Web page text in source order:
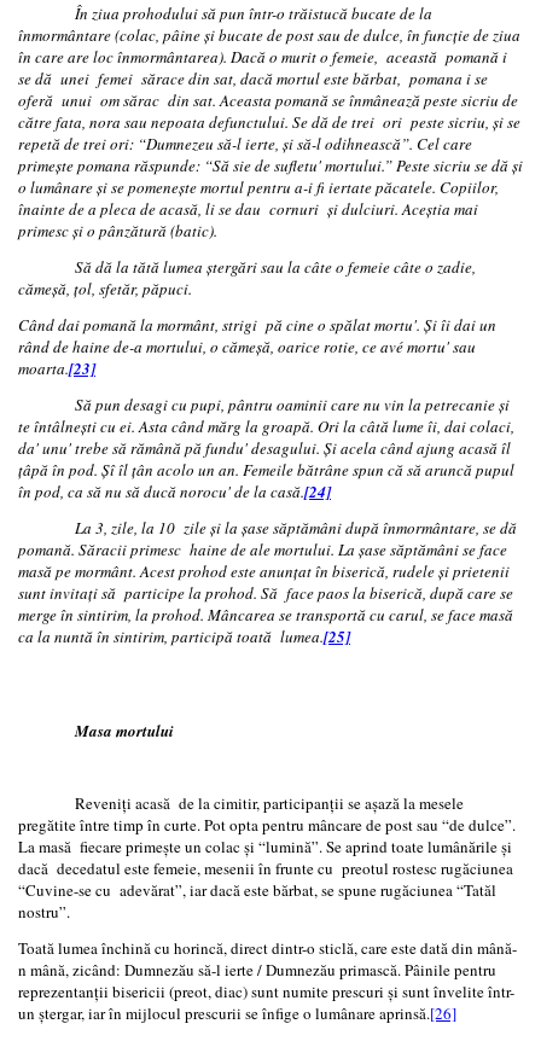
În ziua prohodului să pun într-o trăistucă bucate de la
înmormântare (colac, pâine şi bucate de post sau de dulce, în funcţie de ziua
în care are loc înmormântarea). Dacă o murit o femeie, această pomană i
se dă unei femei sărace din sat, dacă mortul este bărbat, pomana i se
oferă unui om sărac din sat. Aceasta pomană se înmânează peste sicriu de
către fata, nora sau nepoata defunctului. Se dă de trei ori peste sicriu, şi se
repetă de trei ori: “Dumnezeu să-l ierte, şi să-l odihnească”. Cel care
primeşte pomana răspunde: “Să sie de sufletu' mortului.” Peste sicriu se dă şi
o lumânare şi se pomeneşte mortul pentru a-i fi iertate păcatele. Copiilor,
înainte de a pleca de acasă, li se dau cornuri şi dulciuri. Aceştia mai
primesc şi o pânzătură (batic).
Să dă la tătă lumea ştergări sau la câte o femeie câte o zadie,
cămeşă, ţol, sfetăr, păpuci.
Când dai pomană la mormânt, strigi pă cine o spălat mortu'. Şi îi dai un
rând de haine de-a mortului, o cămeşă, oarice rotie, ce avé mortu' sau
moarta.[23]
Să pun desagi cu pupi, pântru oaminii care nu vin la petrecanie şi
te întâlneşti cu ei. Asta când mărg la groapă. Ori la câtă lume îi, dai colaci,
da' unu' trebe să rămână pă fundu' desagului. Şi acela când ajung acasă îl
ţâpă în pod. Şî îl ţân acolo un an. Femeile bătrâne spun că să aruncă pupul
în pod, ca să nu să ducă norocu' de la casă.[24]
La 3, zile, la 10 zile şi la şase săptămâni după înmormântare, se dă
pomană. Săracii primesc haine de ale mortului. La şase săptămâni se face
masă pe mormânt. Acest prohod este anunţat în biserică, rudele şi prietenii
sunt invitaţi să participe la prohod. Să face paos la biserică, după care se
merge în sintirim, la prohod. Mâncarea se transportă cu carul, se face masă
ca la nuntă în sintirim, participă toată lumea.[25]
Masa mortului
Reveniţi acasă de la cimitir, participanţii se aşază la mesele
pregătite între timp în curte. Pot opta pentru mâncare de post sau “de dulce”.
La masă fiecare primeşte un colac şi “lumină”. Se aprind toate lumânările şi
dacă decedatul este femeie, mesenii în frunte cu preotul rostesc rugăciunea
“Cuvine-se cu adevărat”, iar dacă este bărbat, se spune rugăciunea “Tatăl
nostru”.
Toată lumea închină cu horincă, direct dintr-o sticlă, care este dată din mână-
n mână, zicând: Dumnezău să-l ierte / Dumnezău primască. Pâinile pentru
reprezentanţii bisericii (preot, diac) sunt numite prescuri şi sunt învelite într-
un ştergar, iar în mijlocul prescurii se înfige o lumânare aprinsă.[26]